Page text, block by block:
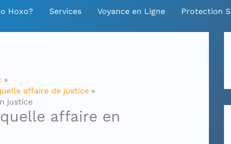
Hoxo? Services Voyance en Ligne Protection
affaire de justice
justice
affaire en